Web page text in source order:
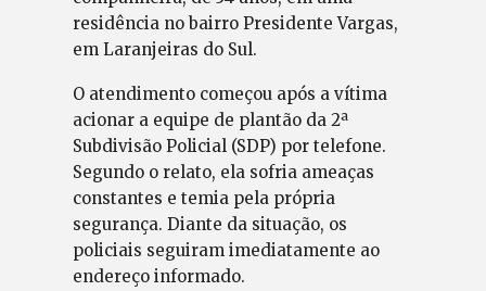
residência no bairro Presidente Vargas,
em Laranjeiras do Sul.
O atendimento começou após a vítima
acionar a equipe de plantão da 2ª
Subdivisão Policial (SDP) por telefone.
Segundo o relato, ela sofria ameaças
constantes e temia pela própria
segurança. Diante da situação, os
policiais seguiram imediatamente ao
endereço informado.